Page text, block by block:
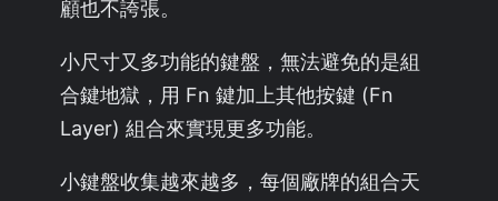
顧也不誇張。
小尺寸又多功能的鍵盤，無法避免的是組
合鍵地獄，用 Fn 鍵加上其他按鍵 (Fn
Layer) 組合來實現更多功能。
小鍵盤收集越來越多，每個廠牌的組合天